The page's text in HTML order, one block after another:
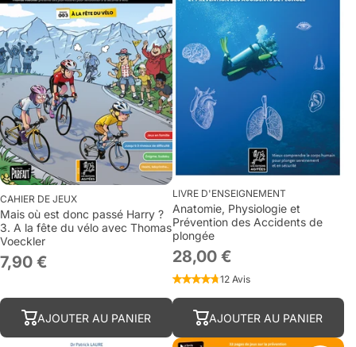
CAHIER DE JEUX
Mais où est donc passé Harry ?
3. A la fête du vélo avec Thomas
Voeckler
7,90 €
AJOUTER AU PANIER
LIVRE D'ENSEIGNEMENT
Anatomie, Physiologie et
Prévention des Accidents de
plongée
28,00 €
12 Avis
AJOUTER AU PANIER